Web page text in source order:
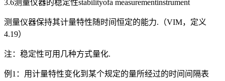
3.6测量仪器的稳定性stabilityofa measurementinstrument
测量仪器保持其计量特性随时间恒定的能力.（VIM，定义
4.19）
注：稳定性可用几种方式量化.
例1：用计量特性变化到某个规定的量所经过的时间间隔表